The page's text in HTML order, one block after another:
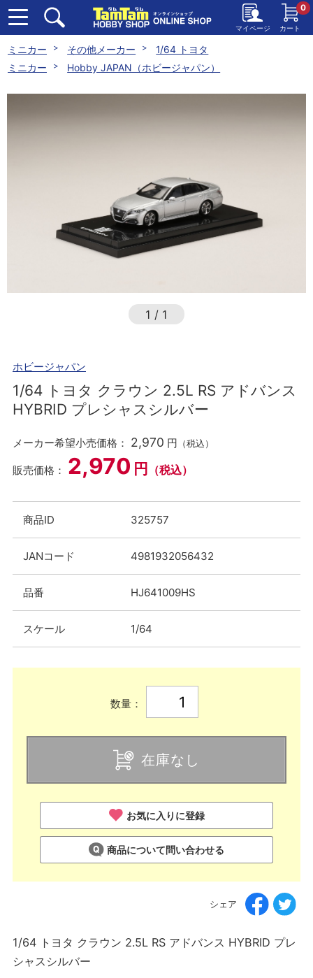
マイページ カート
0
ミニカー その他メーカー
1/64 トヨタ
ミニカー
Hobby JAPAN（ホビージャパン）
1 / 1
ホビージャパン
1/64 トヨタ クラウン 2.5L RS アドバンス
HYBRID プレシャスシルバー
メーカー希望小売価格： 2,970 円 （税込）
販売価格： 2,970 円 （税込）
商品ID 325757
JANコード 4981932056432
品番 HJ641009HS
スケール 1/64
数量：
在庫なし
お気に入りに登録
商品について問い合わせる
シェア
1/64 トヨタ クラウン 2.5L RS アドバンス HYBRID プレ
シャスシルバー